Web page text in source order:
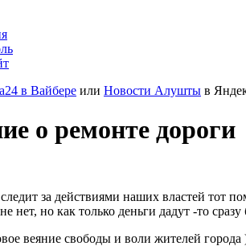
в Вайбере или Новости Алушты в
о ремонте дороги
за действиями наших властей тот
нет, но как только деньги дадут -то
веяние свободы и воли жителей